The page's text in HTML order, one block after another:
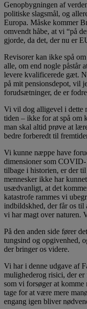
Genopbygningen af
politiske slagsmål, og
Europa. Måske kommer
omvendt håbe, at vi “på
gjorde, da det, der nu er
Revisorer kan ikke spå
alle, om end nogle påstår
levere kvalificerede gæt.
på mit pensionsdepot, vil
forudsætninger, de er
Vi vil dog alligevel i dette
tiden – ikke for at spå om
man skal altid prøve at
bedre forberedt til
Vi kunne næppe have
dimensioner som
tilbage i historien, er der
mennesker ikke har
usædvanligt, at det
katastrofe rammes vi
indbildskhed, der får os til
vi har magt over naturen.
På den anden side fører
tungsind og opgivenhed,
der bringer os videre.
Vi har i denne udgave af
mulighederog risici, der
som vi forsøger at komme
tage for at være mere
engang igen bliver